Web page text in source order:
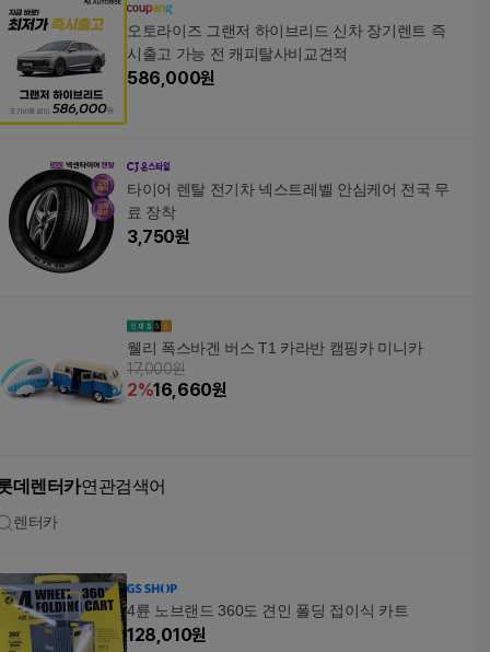
오토라이즈 그랜저 하이브리드 신차 장기렌트 즉
시출고 가능 전 캐피탈사비교견적
586,000원
타이어 렌탈 전기차 넥스트레벨 안심케어 전국 무
료 장착
3,750원
웰리 폭스바겐 버스 T1 카라반 캠핑카 미니카
17,000원
2%16,660원
데렌터카연관검색어
렌터카
4륜 노브랜드 360도 견인 폴딩 접이식 카트
128,010원